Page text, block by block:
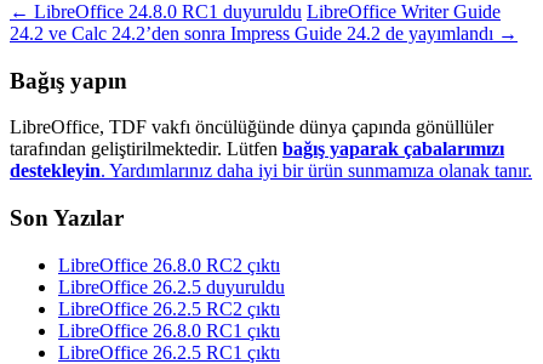
← LibreOffice 24.8.0 RC1 duyuruldu LibreOffice Writer Guide
24.2 ve Calc 24.2’den sonra Impress Guide 24.2 de yayımlandı →
Bağış yapın
LibreOffice, TDF vakfı öncülüğünde dünya çapında gönüllüler
tarafından geliştirilmektedir. Lütfen bağış yaparak çabalarımızı
destekleyin. Yardımlarınız daha iyi bir ürün sunmamıza olanak tanır.
Son Yazılar
LibreOffice 26.8.0 RC2 çıktı
LibreOffice 26.2.5 duyuruldu
LibreOffice 26.2.5 RC2 çıktı
LibreOffice 26.8.0 RC1 çıktı
LibreOffice 26.2.5 RC1 çıktı